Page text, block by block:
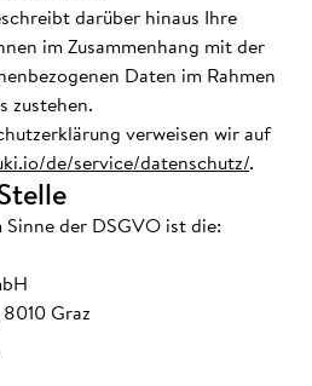
darüber hinaus Ihre
im Zusammenhang mit der
Daten im Rahmen
zustehen.
verweisen wir auf
de/service/datenschutz/.
der DSGVO ist die:
Graz